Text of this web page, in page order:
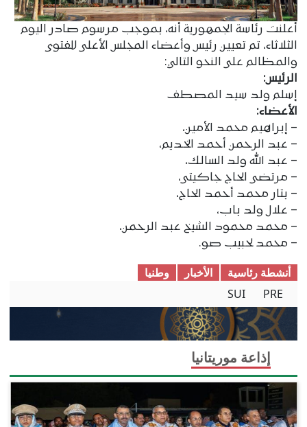
أعلنت رئاسة الجمهورية أنه، بموجب مرسوم صادر اليوم
الثلاثاء، تم تعيين رئيس وأعضاء المجلس الأعلى للفتوى
والمظالم على النحو التالي:
الرئيس:
إسلم ولد سيد المصطف
الأعضاء:
– إبراهيم محمد الأمين،
– عبد الرحمن أحمد الخديم،
– عبد الله ولد السالك،
– مرتضى الحاج جاكيتى،
– بتار محمد أحمد الحاج،
– علال ولد باب،
– محمد محمود الشيخ عبد الرحمن،
– محمد لحبيب صو.
أنشطة رئاسية الأخبار
وطنیا
PRE
SUI
إذاعة موريتانيا